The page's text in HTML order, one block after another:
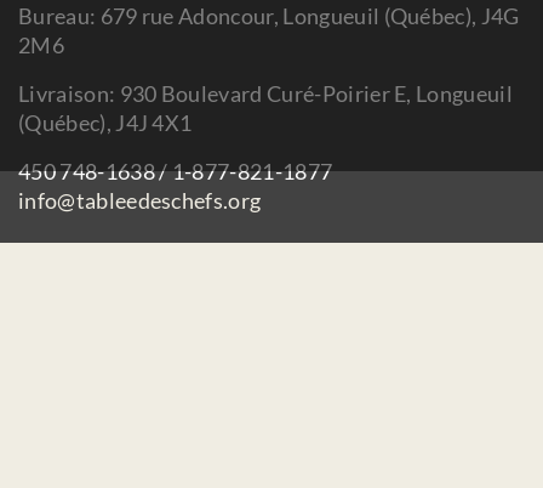
Bureau: 679 rue Adoncour, Longueuil (Québec), J4G
2M6
Livraison: 930 Boulevard Curé-Poirier E, Longueuil
(Québec), J4J 4X1
450 748-1638 / 1-877-821-1877
info@tableedeschefs.org